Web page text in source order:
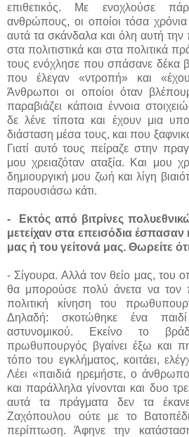
επιθετικός. Με ενοχλούσε
ανθρώπους, οι οποίοι τόσα
αυτά τα σκάνδαλα και όλη αυτή
στα πολιτιστικά και στα πολιτικά
τους ενόχλησε που σπάσανε δέκα
που έλεγαν «ντροπή» και
Άνθρωποι οι οποίοι όταν
παραβιάζει κάποια έννοια
δε λένε τίποτα και έχουν μια
διάσταση μέσα τους, και που
Γιατί αυτό τους πείραζε στην
μου χρειαζόταν αταξία. Και μου
δημιουργική μου ζωή και λίγη
παρουσιάσω κάτι.
-
Εκτός από βιτρίνες
μετείχαν στα επεισόδια έσπασαν
μας ή του γείτονά μας. Θωρείτε
- Σίγουρα. Αλλά τον θείο μας, του
θα μπορούσε πολύ άνετα να τον
πολιτική κίνηση του
Δηλαδή: σκοτώθηκε ένα
αστυνομικού. Εκείνο το
πρωθυπουργός βγαίνει έξω και
τόπο του εγκλήματος, κοιτάει,
Λέει «παιδιά ηρεμήστε, ο
και παράλληλα γίνονται και δυο
αυτά τα πράγματα δεν τα
Ζαχόπουλου ούτε με το
περίπτωση. Άφηνε την